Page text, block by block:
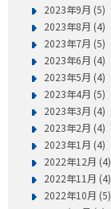
2023年9月 (5)
2023年8月 (4)
2023年7月 (5)
2023年6月 (4)
2023年5月 (4)
2023年4月 (5)
2023年3月 (4)
2023年2月 (4)
2023年1月 (4)
2022年12月 (4)
2022年11月 (4)
2022年10月 (5)